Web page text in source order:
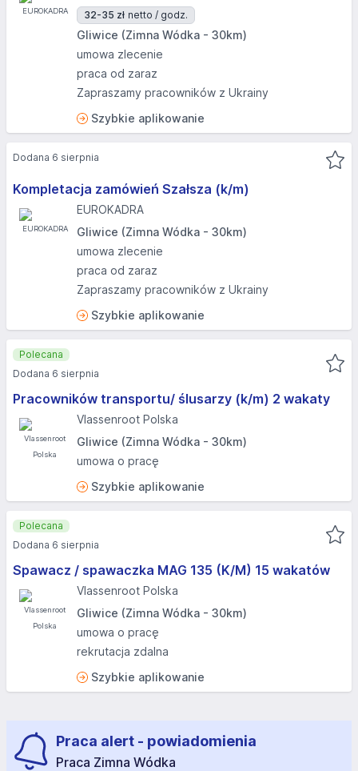
32-35 zł netto / godz.
Gliwice (Zimna Wódka - 30km)
umowa zlecenie
praca od zaraz
Zapraszamy pracowników z Ukrainy
Szybkie aplikowanie
Kompletacja zamówień Szałsza (k/m)
EUROKADRA
Gliwice (Zimna Wódka - 30km)
umowa zlecenie
praca od zaraz
Zapraszamy pracowników z Ukrainy
Szybkie aplikowanie
Dodana 6 sierpnia
Pracowników transportu/ ślusarzy (k/m) 2 wakaty
Vlassenroot Polska
Gliwice (Zimna Wódka - 30km)
umowa o pracę
Szybkie aplikowanie
Polecana
Dodana 6 sierpnia
Spawacz / spawaczka MAG 135 (K/M) 15 wakatów
Vlassenroot Polska
Gliwice (Zimna Wódka - 30km)
umowa o pracę
rekrutacja zdalna
Szybkie aplikowanie
Polecana
Dodana 6 sierpnia
Praca alert - powiadomienia
Praca Zimna Wódka